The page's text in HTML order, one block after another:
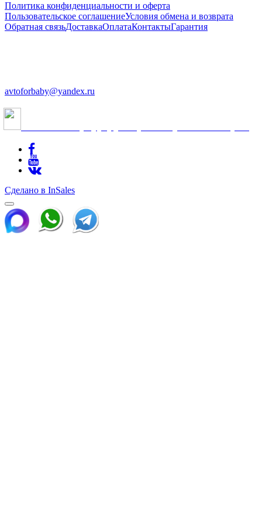
Политика конфиденциальности и оферта
Пользовательское соглашениеУсловия обмена и возврата
Обратная связьДоставкаОплатаКонтактыГарантия
avtoforbaby@yandex.ru
Сделано в InSales